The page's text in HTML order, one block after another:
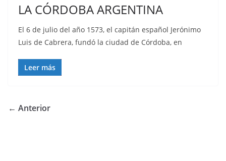
LA CÓRDOBA ARGENTINA
El 6 de julio del año 1573, el capitán español Jerónimo
Luis de Cabrera, fundó la ciudad de Córdoba, en
Leer más
← Anterior